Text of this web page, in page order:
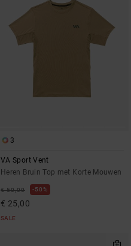
3
VA Sport Vent
Heren Bruin Top met Korte Mouwen
€ 50,00 50%
€ 25,00
SALE